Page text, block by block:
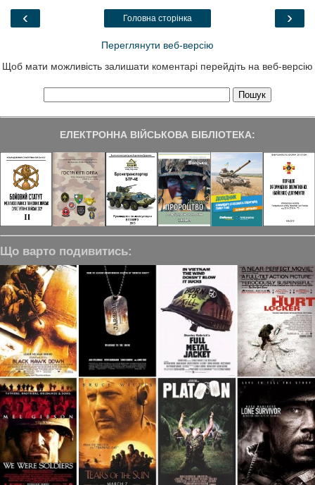
o
a
‹ ›
Головна сторінка
Переглянути веб-версію
Щоб мати можливість залишати коментарі перейдіть на веб-версію
ЕЛЕКТРОННА ВІЙСЬКОВА БІБЛІОТЕКА:
Що варто подивитись: